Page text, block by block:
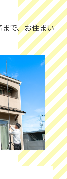
で、お住まい